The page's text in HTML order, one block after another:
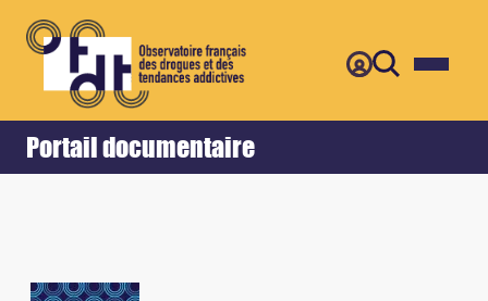
Portail documentaire
Accueil Retour
n°65 - 1999/3 - Effervescence techno